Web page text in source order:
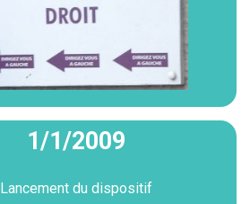
1/1/2009
Lancement du dispositif